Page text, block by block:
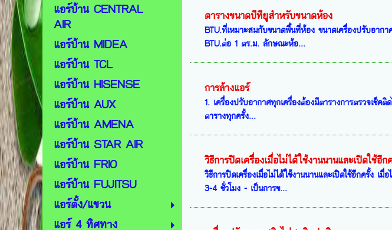
แอร์บ้าน CENTRAL
AIR
แอร์บ้าน MIDEA
แอร์บ้าน TCL
แอร์บ้าน HISENSE
แอร์บ้าน AUX
แอร์บ้าน AMENA
แอร์บ้าน STAR AIR
แอร์บ้าน FRIO
แอร์บ้าน FUJITSU
แอร์ตั้ง/แขวน
แอร์ 4 ทิศทาง
ตารางขนาดบีทียูสำหรับขนาดห้อง
BTU.ที่เหมาะสมกับขนาดพื้นที่ห้อง ขนาดเครื่องปรับอา
BTU.ต่อ 1 ตร.ม. ลักษณะห้อ...
การล้างแอร์
1. เครื่องปรับอากาศทุกเครื่องต้องมีตารางการตรวจเช็
ตารางทุกครั้ง...
วิธีการปิดเครื่องเมื่อไม่ได้ใช้งานนานและเปิดใช้อีก
วิธีการปิดเครื่องเมื่อไม่ได้ใช้งานนานและเปิดใช้อีกครั้ง เ
3-4 ชั่วโมง - เป็นการข...